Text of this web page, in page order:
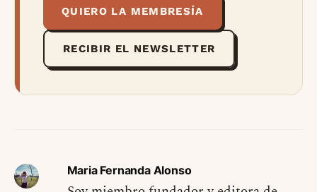
QUIERO LA MEMBRESÍA
RECIBIR EL NEWSLETTER
Maria Fernanda Alonso